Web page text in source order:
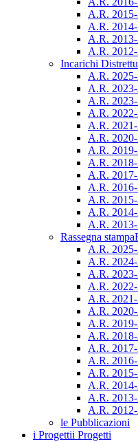
A.R.
A.R.
A.R.
A.R.
Incarichi
A.R.
A.R.
A.R.
A.R.
A.R.
A.R.
A.R.
A.R.
A.R.
A.R.
A.R.
A.R.
A.R.
Rassegna stampa
A.R.
A.R.
A.R.
A.R.
A.R.
A.R.
A.R.
A.R.
A.R.
A.R.
A.R.
A.R.
A.R.
A.R.
le Pubblicazioni
i Progettii Progetti